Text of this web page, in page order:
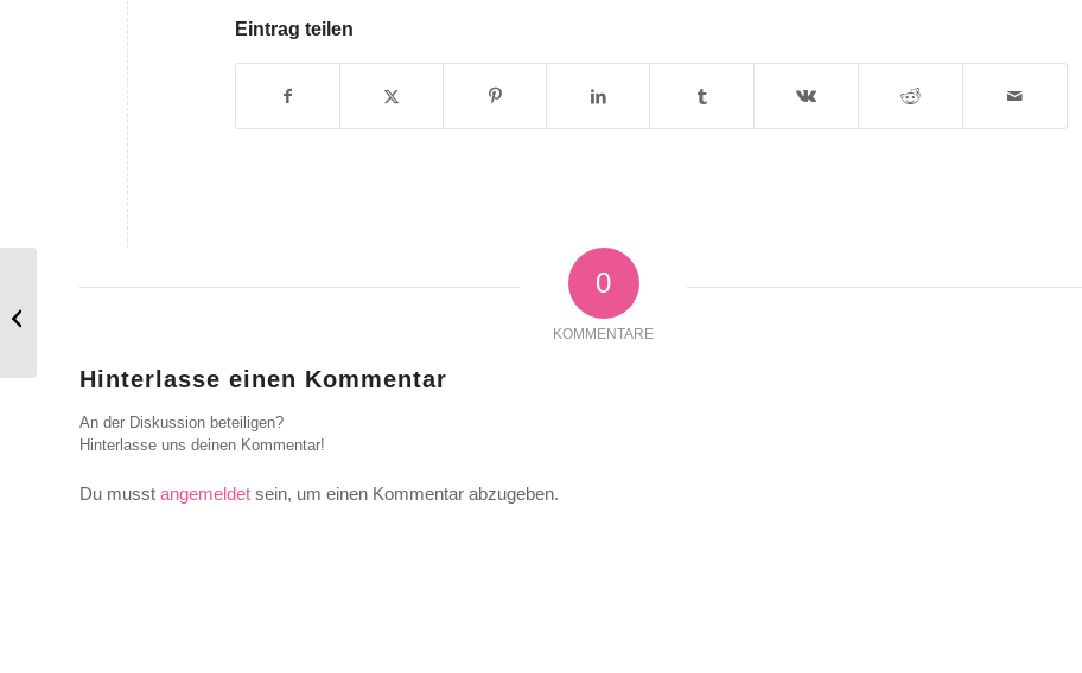
Eintrag teilen
0
KOMMENTARE
Hinterlasse einen Kommentar
An der Diskussion beteiligen?
Hinterlasse uns deinen Kommentar!
Du musst angemeldet sein, um einen Kommentar abzugeben.